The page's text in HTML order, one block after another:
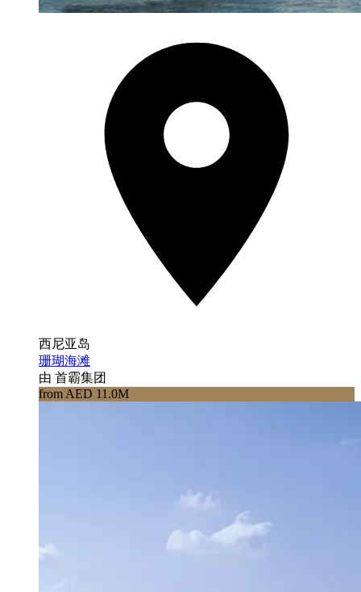
西尼亚岛
珊瑚海滩
由 首霸集团
from AED 11.0M